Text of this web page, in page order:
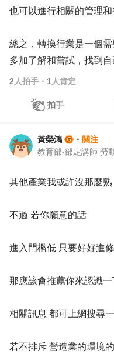
也可以進行相關的管理和
總之，轉換行業是一個
多加了解和嘗試，找到
2 人拍手 ・ 1 人肯定
拍手
黃榮鴻 ・ 關注
其他產業我或許沒那麼熟
不過 若你願意的話
進入門檻低 只要好好進
那應該會推薦你來認識
相關訊息 都可上網搜尋
若不排斥 營造業的環境